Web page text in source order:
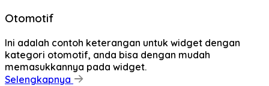
Otomotif
Ini adalah contoh keterangan untuk widget dengan
kategori otomotif, anda bisa dengan mudah
memasukkannya pada widget.
Selengkapnya